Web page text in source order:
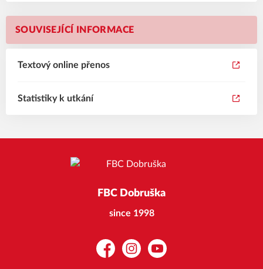
SOUVISEJÍCÍ INFORMACE
Textový online přenos
Statistiky k utkání
FBC Dobruška
since 1998
FacebookInstagramYouTube